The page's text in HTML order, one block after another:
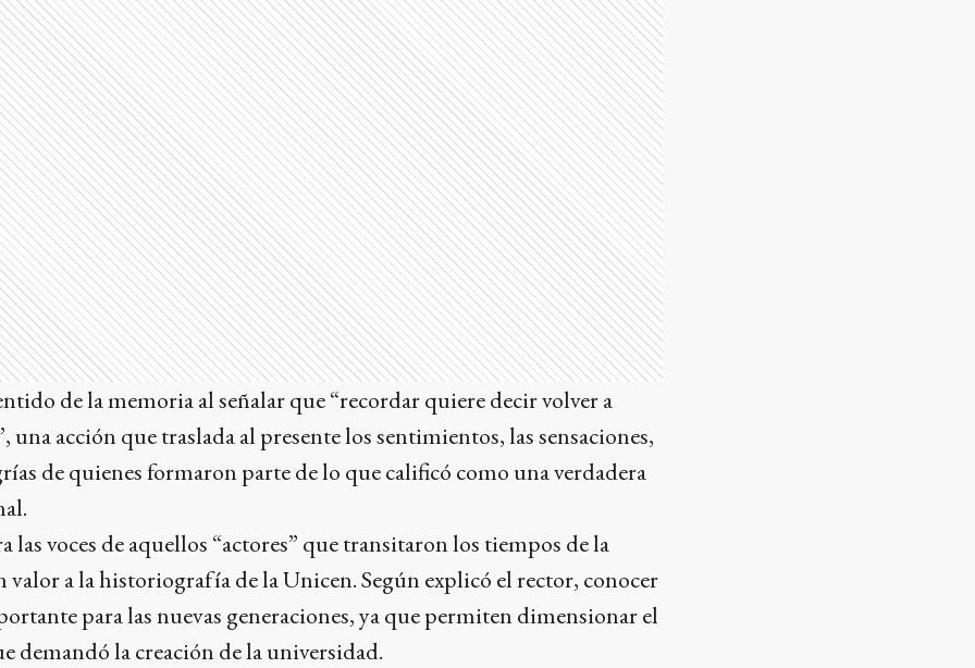
de la memoria al señalar que “recordar quiere decir volver a
una acción que traslada al presente los sentimientos, las sensaciones,
de quienes formaron parte de lo que calificó como una verdadera
las voces de aquellos “actores” que transitaron los tiempos de la
a la historiografía de la Unicen. Según explicó el rector, conocer
para las nuevas generaciones, ya que permiten dimensionar el
demandó la creación de la universidad.